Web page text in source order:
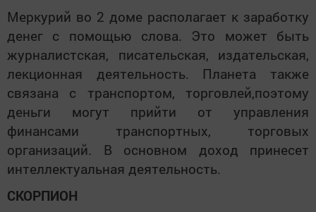
Меркурий во 2 доме располагает к заработку
денег с помощью слова. Это может быть
журналистская, писательская, издательская,
лекционная деятельность. Планета также
связана с транспортом, торговлей,поэтому
деньги могут прийти от управления
финансами транспортных, торговых
организаций. В основном доход принесет
интеллектуальная деятельность.
СКОРПИОН